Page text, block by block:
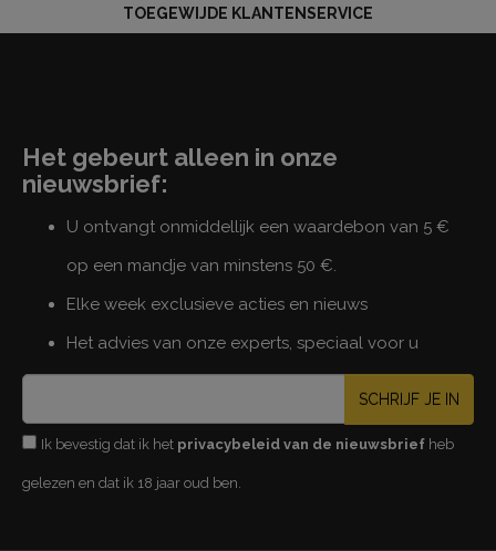
TOEGEWIJDE KLANTENSERVICE
Het gebeurt alleen in onze
nieuwsbrief:
U ontvangt onmiddellijk een waardebon van 5 €
op een mandje van minstens 50 €.
Elke week exclusieve acties en nieuws
Het advies van onze experts, speciaal voor u
SCHRIJF JE IN
Ik bevestig dat ik het privacybeleid van de nieuwsbrief heb
gelezen en dat ik 18 jaar oud ben.